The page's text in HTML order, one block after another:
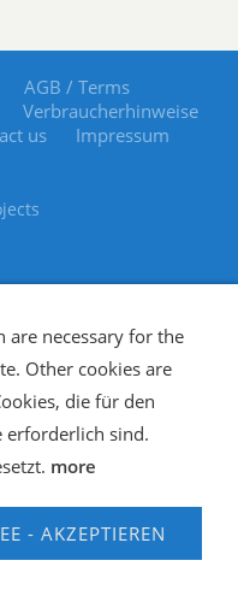
AGB / Terms
Verbraucherhinweise
us
Impressum
are necessary for the
Other cookies are
die für den
erforderlich sind.
more
- AKZEPTIEREN